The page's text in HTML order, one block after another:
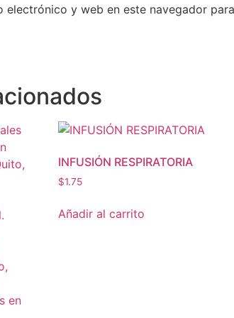
electrónico y web en este navegador
INFUSIÓN RESPIRATORIA
$1.75
Añadir al carrito